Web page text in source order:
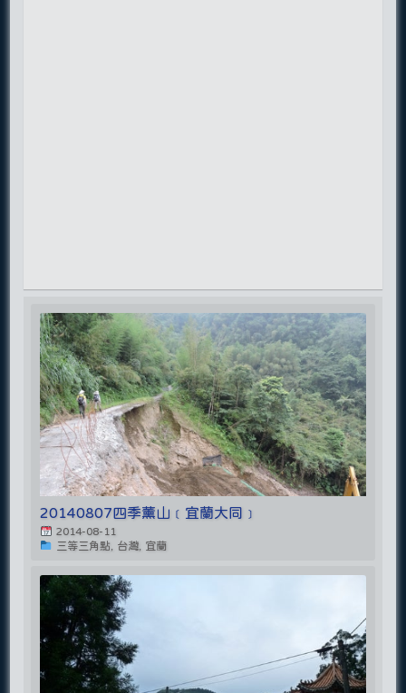
20140807四季薰山﹝宜蘭大同﹞
2014-08-11
三等三角點, 台灣, 宜蘭